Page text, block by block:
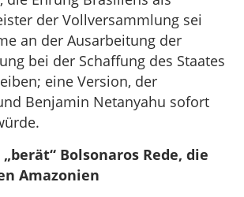
der Vollversammlung sei
an der Ausarbeitung der
bei der Schaffung des Staates
eine Version, der
Benjamin Netanyahu sofort
Bolsonaros Rede, die
Amazonien